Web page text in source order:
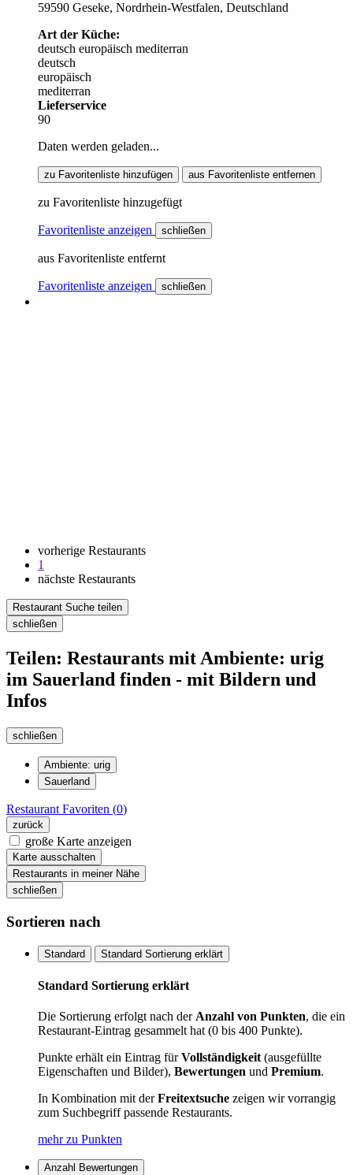
59590 Geseke, Nordrhein-Westfalen, Deutschland
Art der Küche:
deutsch europäisch mediterran
deutsch
europäisch
mediterran
Lieferservice
90
Daten werden geladen...
zu Favoritenliste hinzufügen aus Favoritenliste entfernen
zu Favoritenliste hinzugefügt
Favoritenliste anzeigen schließen
aus Favoritenliste entfernt
Favoritenliste anzeigen schließen
vorherige Restaurants
1
nächste Restaurants
Restaurant Suche teilen
schließen
Teilen: Restaurants mit Ambiente: urig
im Sauerland finden - mit Bildern und
Infos
schließen
Ambiente: urig
Sauerland
Restaurant Favoriten (0)
zurück
große Karte anzeigen
Karte ausschalten
Restaurants in meiner Nähe
schließen
Sortieren nach
Standard Standard Sortierung erklärt
Standard Sortierung erklärt
Die Sortierung erfolgt nach der Anzahl von Punkten, die ein
Restaurant-Eintrag gesammelt hat (0 bis 400 Punkte).
Punkte erhält ein Eintrag fürVollständigkeit (ausgefüllte
Eigenschaften und Bilder), Bewertungen und Premium.
In Kombination mit derFreitextsuche zeigen wir vorrangig
zum Suchbegriff passende Restaurants.
mehr zu Punkten
Anzahl Bewertungen